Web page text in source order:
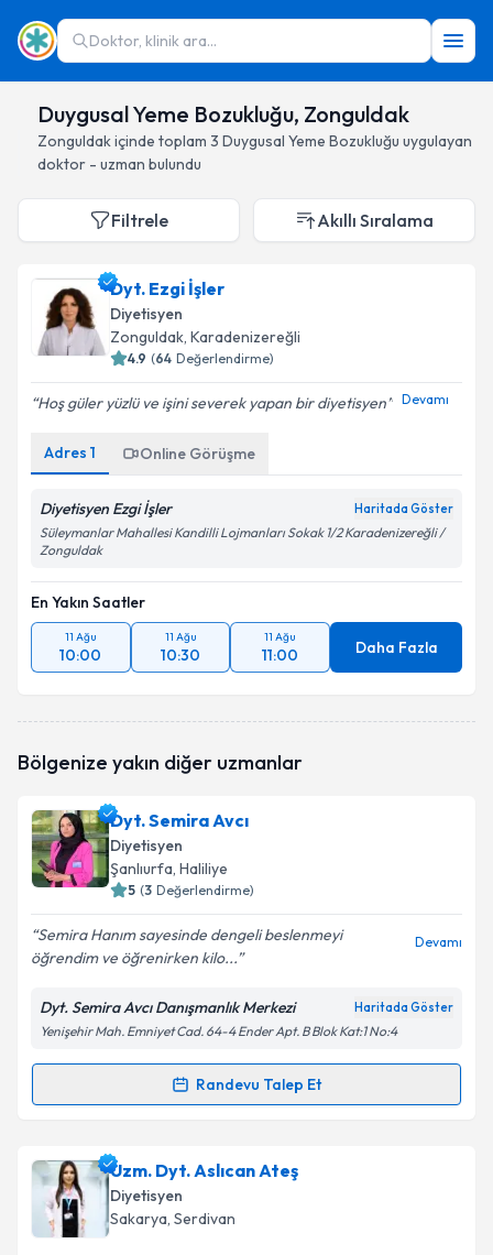
Doktor, klinik ara...
Duygusal Yeme Bozukluğu, Zonguldak
Zonguldakiçinde toplam 3 Duygusal Yeme Bozukluğu uygulayan
doktor - uzman bulundu
Filtrele Akıllı Sıralama
Dyt. Ezgi İşler
Diyetisyen
Zonguldak, Karadenizereğli
4.9 (64 Değerlendirme)
Hoş güler yüzlü ve işini severek yapan bir diyetisyen Devamı
Adres 1 Online Görüşme
Diyetisyen Ezgi İşler Haritada Göster
Süleymanlar Mahallesi Kandilli Lojmanları Sokak 1/2 Karadenizereğli /
Zonguldak
En Yakın Saatler
11 Ağu
10:00
11 Ağu
10:30
11 Ağu
11:00 Daha Fazla
Bölgenize yakın diğer uzmanlar
Dyt. Semira Avcı
Diyetisyen
Şanlıurfa, Haliliye
5 (3 Değerlendirme)
Semira Hanım sayesinde dengeli beslenmeyi
öğrendim ve öğrenirken kilo...
Devamı
Dyt. Semira Avcı Danışmanlık Merkezi Haritada Göster
Yenişehir Mah. Emniyet Cad. 64-4 Ender Apt. B Blok Kat:1 No:4
Randevu Talep Et
Randevu Takvimi Talebi
Dyt. Semira Avcıiçin randevu takvimi talebi
oluşturun. Size bu uzmandan randevu almanız için bir
takvim hazırlandığında e-posta ile bilgilendireceğiz.
Uzm. Dyt. Aslıcan Ateş
Diyetisyen
Sakarya, Serdivan